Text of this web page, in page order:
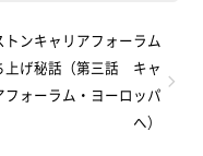
トンキャリアフォーラム
上げ秘話（第三話 キャ
フォーラム・ヨーロッパ
へ）